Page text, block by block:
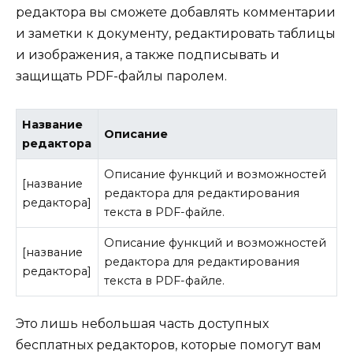
редактора вы сможете добавлять комментарии
и заметки к документу, редактировать таблицы
и изображения, а также подписывать и
защищать PDF-файлы паролем.
Название
редактора
Описание
[название
редактора]
Описание функций и возможностей
редактора для редактирования
текста в PDF-файле.
[название
редактора]
Описание функций и возможностей
редактора для редактирования
текста в PDF-файле.
Это лишь небольшая часть доступных
бесплатных редакторов, которые помогут вам